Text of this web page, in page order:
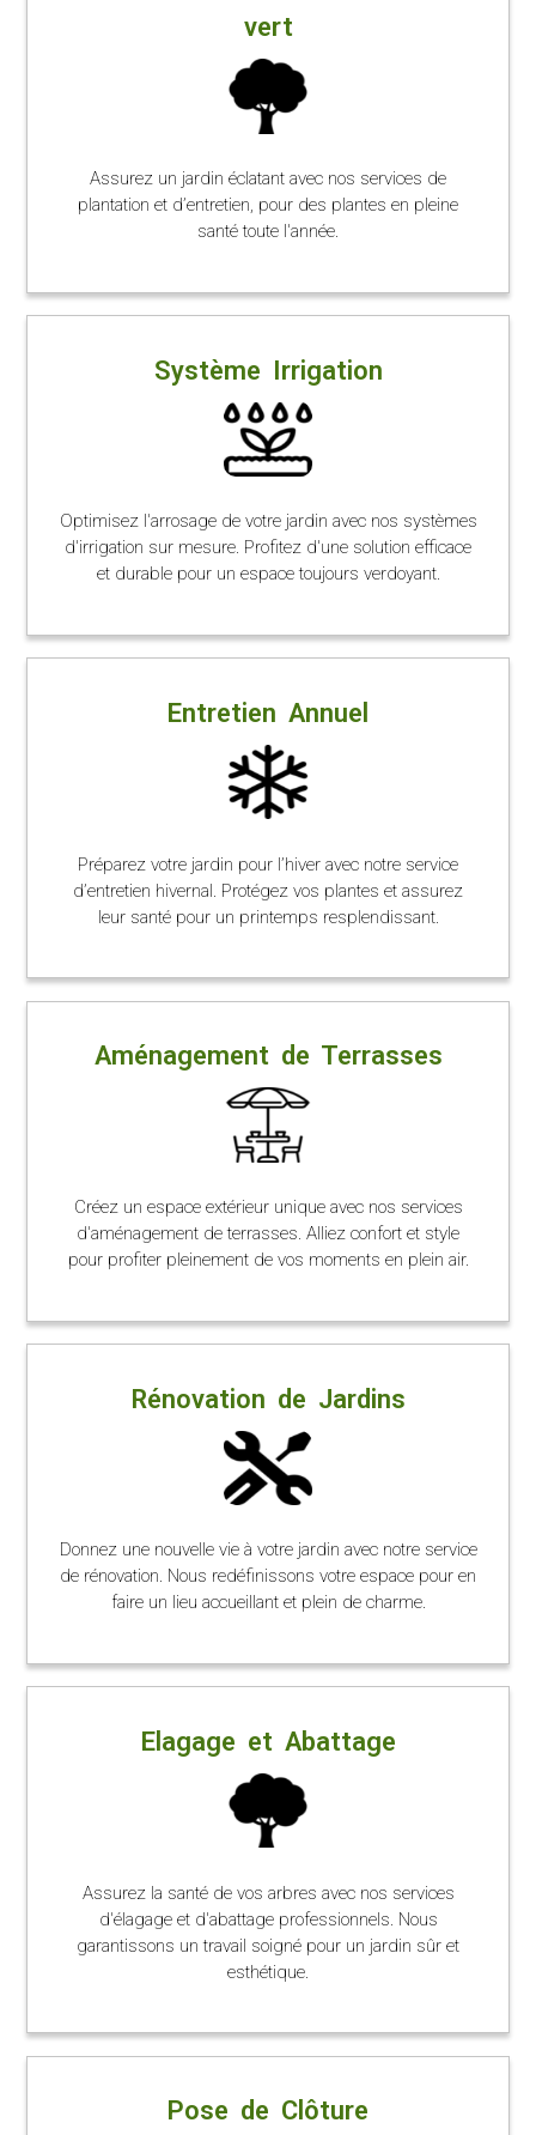
vert
Assurez un jardin éclatant avec nos services de
plantation et d’entretien, pour des plantes en pleine
santé toute l'année.
Système Irrigation
Optimisez l'arrosage de votre jardin avec nos systèmes
d'irrigation sur mesure. Profitez d'une solution efficace
et durable pour un espace toujours verdoyant.
Entretien Annuel
Préparez votre jardin pour l’hiver avec notre service
d’entretien hivernal. Protégez vos plantes et assurez
leur santé pour un printemps resplendissant.
Aménagement de Terrasses
Créez un espace extérieur unique avec nos services
d'aménagement de terrasses. Alliez confort et style
pour profiter pleinement de vos moments en plein air.
Rénovation de Jardins
Donnez une nouvelle vie à votre jardin avec notre service
de rénovation. Nous redéfinissons votre espace pour en
faire un lieu accueillant et plein de charme.
Elagage et Abattage
Assurez la santé de vos arbres avec nos services
d'élagage et d'abattage professionnels. Nous
garantissons un travail soigné pour un jardin sûr et
esthétique.
Pose de Clôture